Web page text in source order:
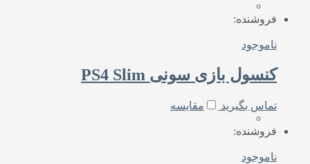
فروشنده:
ناموجود
کنسول بازی سونی PS4 Slim
تماس بگیرید مقایسه
فروشنده:
ناموجود